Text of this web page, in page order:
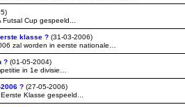
Cup gespeeld...
klasse ? (31-03-2006)
zal worden in eerste nationale…
? (01-05-2004)
in 1e divisie…
? (27-05-2006)
Klasse gespeeld...